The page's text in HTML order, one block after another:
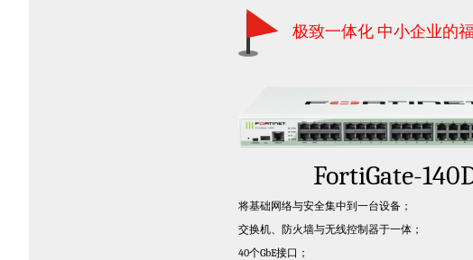
极致一体化 中小企业的
FortiGate-
将基础网络与安全集中到一台设备；
交换机、防火墙与无线控制器于一体；
40个GbE接口；